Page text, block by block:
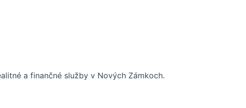
a finančné služby v Nových Zámkoch.